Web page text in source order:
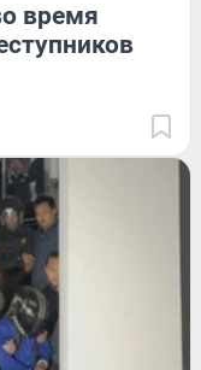
время